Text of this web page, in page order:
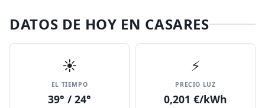
DATOS DE HOY EN CASARES
☀️
EL TIEMPO
39° / 24°
⚡
PRECIO LUZ
0,201 €/kWh